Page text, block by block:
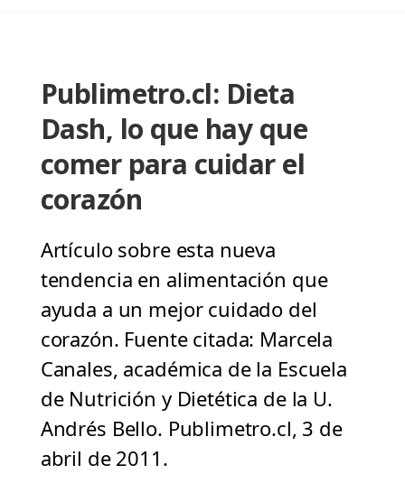
Publimetro.cl: Dieta
Dash, lo que hay que
comer para cuidar el
corazón
Artículo sobre esta nueva
tendencia en alimentación que
ayuda a un mejor cuidado del
corazón. Fuente citada: Marcela
Canales, académica de la Escuela
de Nutrición y Dietética de la U.
Andrés Bello. Publimetro.cl, 3 de
abril de 2011.